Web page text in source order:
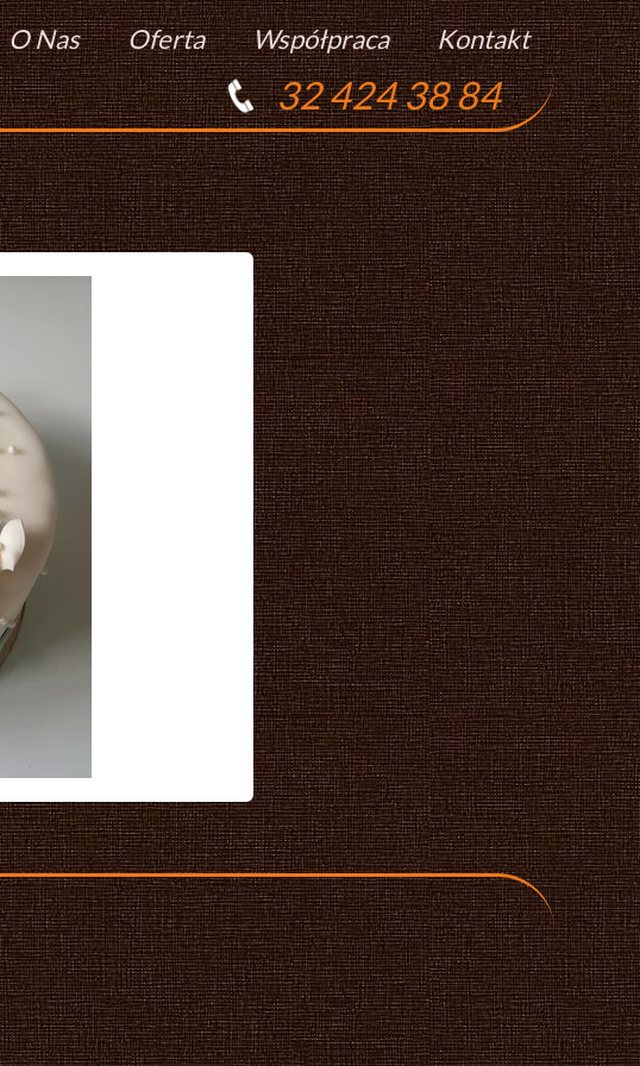
32 424 38 84
O Nas Oferta
Torty
Ciasta
Ciasteczka
Ciasta Świąteczne
Podziękowania Dla Gości
Współpraca
Praca
Kontakt